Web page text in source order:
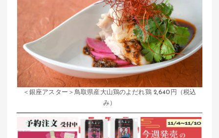
＜銀座アスター＞鳥取県産大山鶏のよだれ鶏 2,640円（税込
み）